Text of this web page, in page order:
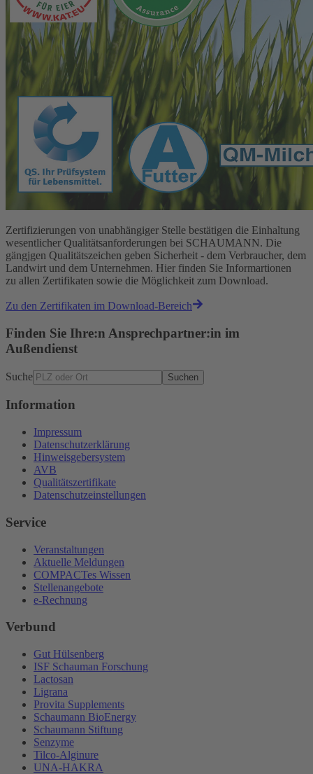
Zertifizierungen von unabhängiger Stelle bestätigen die Einhaltung
wesentlicher Qualitätsanforderungen bei SCHAUMANN. Die
gängjgen Qualitätszeichen geben Sicherheit - dem Verbraucher, dem
Landwirt und dem Unternehmen. Hier finden Sie Informartionen
zu allen Zertifikaten sowie die Möglichkeit zum Download.
Zu den Zertifikaten im Download-Bereich
Finden Sie Ihre:n Ansprechpartner:in im
Außendienst
Suche Suchen
Information
Impressum
Datenschutzerklärung
Hinweisgebersystem
AVB
Qualitätszertifikate
Datenschutzeinstellungen
Service
Veranstaltungen
Aktuelle Meldungen
COMPACTes Wissen
Stellenangebote
e-Rechnung
Verbund
Gut Hülsenberg
ISF Schauman Forschung
Lactosan
Ligrana
Provita Supplements
Schaumann BioEnergy
Schaumann Stiftung
Senzyme
Tilco-Alginure
UNA-HAKRA